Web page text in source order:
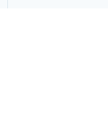
و انس ديگر چه كس در